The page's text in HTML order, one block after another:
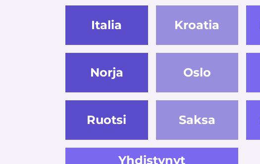
Italia Kroatia
Norja Oslo
Ruotsi Saksa
Yhdistynyt